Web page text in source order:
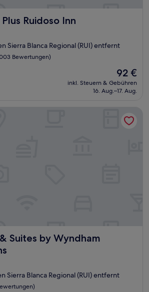
Ruidoso Inn
Ruidoso Inn
Sierra Blanca Regional (RUI) entfernt
Bewertungen)
Der
Preis
beträgt
92 €
inkl. Steuern & Gebühren
16. Aug.–17. Aug.
Suites by Wyndham
by Wyndham Ruidoso Downs
Sierra Blanca Regional (RUI) entfernt